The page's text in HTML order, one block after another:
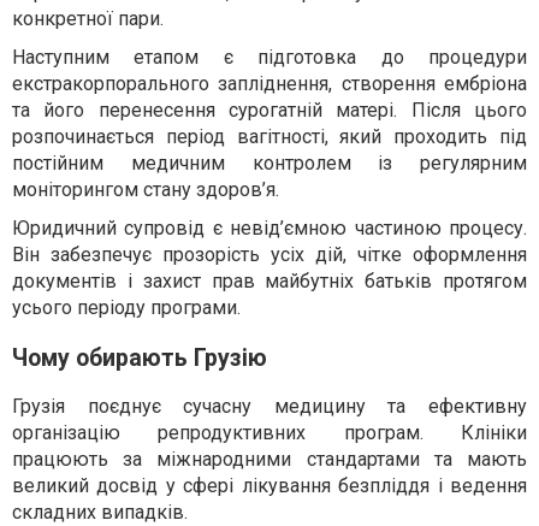
конкретної пари.
Наступним етапом є підготовка до процедури
екстракорпорального запліднення, створення ембріона
та його перенесення сурогатній матері. Після цього
розпочинається період вагітності, який проходить під
постійним медичним контролем із регулярним
моніторингом стану здоров’я.
Юридичний супровід є невід’ємною частиною процесу.
Він забезпечує прозорість усіх дій, чітке оформлення
документів і захист прав майбутніх батьків протягом
усього періоду програми.
Чому обирають Грузію
Грузія поєднує сучасну медицину та ефективну
організацію репродуктивних програм. Клініки
працюють за міжнародними стандартами та мають
великий досвід у сфері лікування безпліддя і ведення
складних випадків.